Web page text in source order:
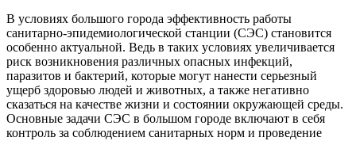
В условиях большого города эффективность работы
санитарно-эпидемиологической станции (СЭС) становится
особенно актуальной. Ведь в таких условиях увеличивается
риск возникновения различных опасных инфекций,
паразитов и бактерий, которые могут нанести серьезный
ущерб здоровью людей и животных, а также негативно
сказаться на качестве жизни и состоянии окружающей среды.
Основные задачи СЭС в большом городе включают в себя
контроль за соблюдением санитарных норм и проведение